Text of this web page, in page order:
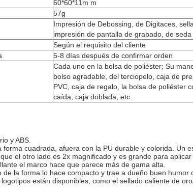
60*60*11m m
57g
Impresión de Debossing, de Digitaces,
impresión de pantalla de grabado, de seda
Según el requisito del cliente
5-8 días después de confirmar orden
Cada uno en la bolsa de poliéster; Su
bolso agradable, del terciopelo, caja de
PVC, caja de regalo, la bolsa de poliéster
caída, caja doblada, etc.
y ABS.
forma cuadrada, afuera con la PU durable y colorida. Un
el otro lado es 2x magnificado y es grande para
el marco hace que parece más de gama alta.
de la forma lo hace compacto y trae a dueño buen humor
están disponibles, como el sellado caliente de